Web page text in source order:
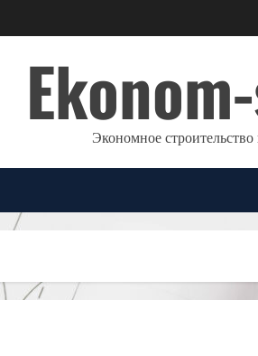
Экономное